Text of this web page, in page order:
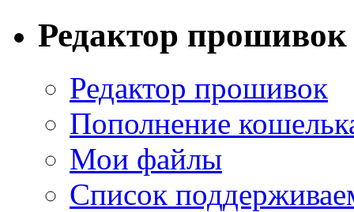
Редактор прошивок
Редактор прошивок
Пополнение
Мои файлы
Список